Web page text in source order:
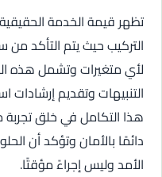
تظهر قيمة الخدمة
التركيب حيث يتم التأكد من
لأي متغيرات وتشمل هذه
التنبيهات وتقديم
هذا التكامل في خلق
دائمًا بالأمان وتؤكد أن
الأمد وليس إجراءً مؤقتًا.